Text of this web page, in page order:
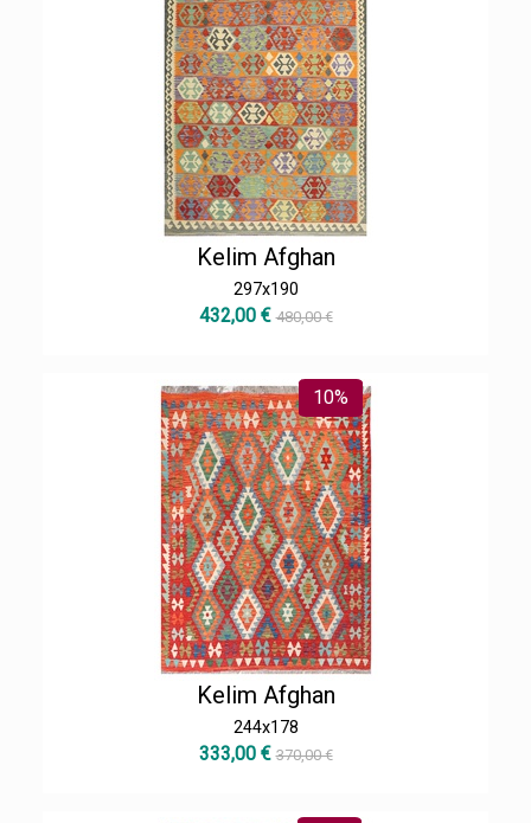
Kelim Afghan
297x190
432,00 € 480,00 €
10%
Kelim Afghan
244x178
333,00 € 370,00 €